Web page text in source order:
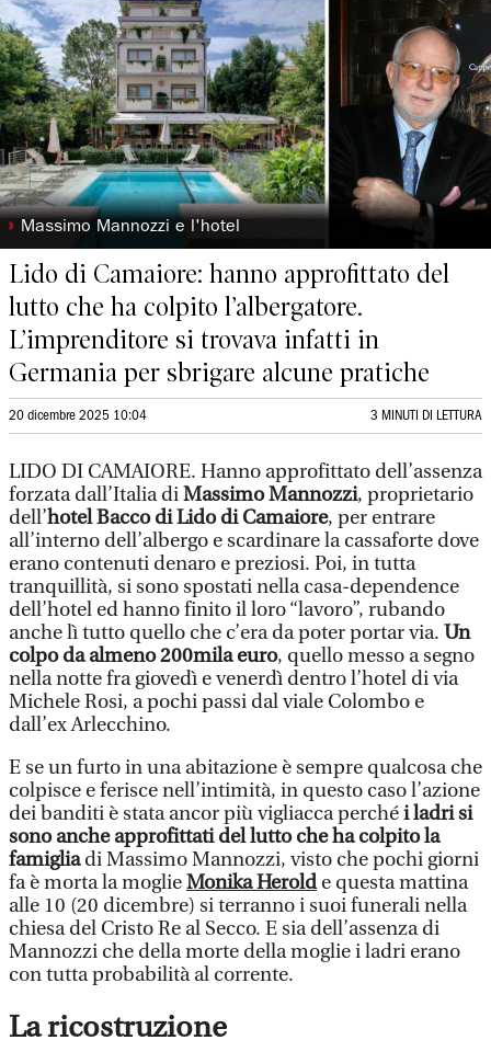
◗ Massimo Mannozzi e l'hotel
Lido di Camaiore: hanno approfittato del
lutto che ha colpito l’albergatore.
L’imprenditore si trovava infatti in
Germania per sbrigare alcune pratiche
20 dicembre 2025 10:04 3 MINUTI DI LETTURA
LIDO DI CAMAIORE. Hanno approfittato dell’assenza
forzata dall’Italia diMassimo Mannozzi, proprietario
dell’hotel Bacco di Lido di Camaiore, per entrare
all’interno dell’albergo e scardinare la cassaforte dove
erano contenuti denaro e preziosi. Poi, in tutta
tranquillità, si sono spostati nella casa-dependence
dell’hotel ed hanno finito il loro “lavoro”, rubando
anche lì tutto quello che c’era da poter portar via. Un
colpo da almeno 200mila euro, quello messo a segno
nella notte fra giovedì e venerdì dentro l’hotel di via
Michele Rosi, a pochi passi dal viale Colombo e
dall’ex Arlecchino.
E se un furto in una abitazione è sempre qualcosa che
colpisce e ferisce nell’intimità, in questo caso l’azione
dei banditi è stata ancor più vigliacca perchéi ladri si
sono anche approfittati del lutto che ha colpito la
famigliadi Massimo Mannozzi, visto che pochi giorni
fa è morta la moglieMonika Herold e questa mattina
alle 10 (20 dicembre) si terranno i suoi funerali nella
chiesa del Cristo Re al Secco. E sia dell’assenza di
Mannozzi che della morte della moglie i ladri erano
con tutta probabilità al corrente.
La ricostruzione